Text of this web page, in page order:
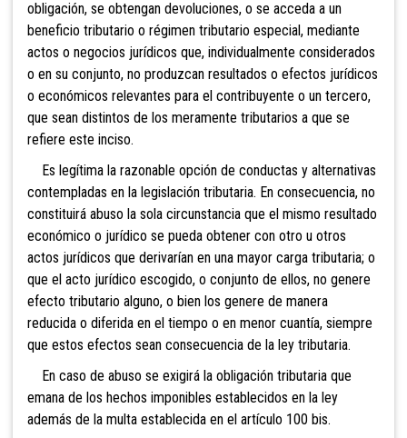
obligación, se obtengan devoluciones, o se acceda a un
beneficio tributario o régimen tributario especial, mediante
actos o negocios jurídicos que, individualmente considerados
o en su conjunto, no produzcan resultados o efectos jurídicos
o económicos relevantes para el contribuyente o un tercero,
que sean distintos de los meramente tributarios a que se
refiere este inciso.
Es legítima la razonable opción de conductas y alternativas
contempladas en la legislación tributaria. En consecuencia, no
constituirá abuso la sola circunstancia que el mismo resultado
económico o jurídico se pueda obtener con otro u otros
actos jurídicos que derivarían en una mayor carga tributaria; o
que el acto jurídico escogido, o conjunto de ellos, no genere
efecto tributario alguno, o bien los genere de manera
reducida o diferida en el tiempo o en menor cuantía, siempre
que estos efectos sean consecuencia de la ley tributaria.
En caso de abuso se exigirá la obligación tributaria que
emana de los hechos imponibles establecidos en la ley
además de la multa establecida en el artículo 100 bis.